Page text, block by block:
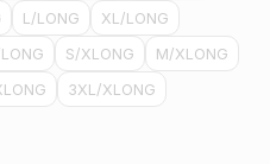
L/LONG
XL/LONG
S/XLONG
M/XLONG
3XL/XLONG